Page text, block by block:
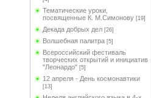
Тематические уроки,
посвященные К. М.Симонову [19]
Декада добрых дел [26]
Волшебная палитра [5]
Всероссийский фестиваль
творческих открытий и инициатив
"Леонардо" [5]
12 апреля - День космонавтики
[13]